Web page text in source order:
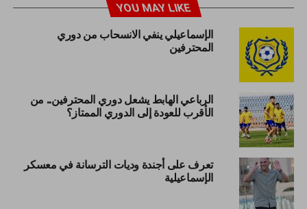
YOU MAY LIKE
الإسماعيلي ينفي الانسحاب من دوري
المحترفين
الرباعي الهابط يشعل دوري المحترفين.. من
الأقرب للعودة إلى الدوري الممتاز؟
تعرف على أجندة وديات الترسانة في معسكر
الإسماعيلية